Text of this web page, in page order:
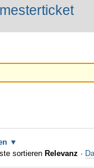
sortieren Relevanz ·